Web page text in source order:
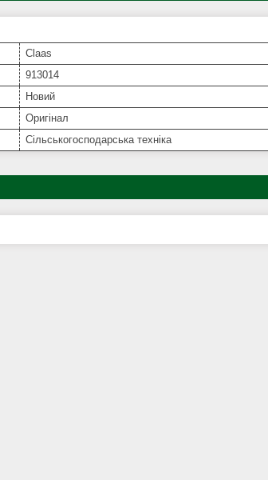
Claas
913014
Новий
Оригінал
Сільськогосподарська техніка